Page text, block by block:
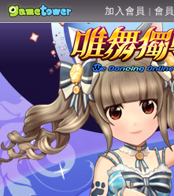
加入會員 | 會